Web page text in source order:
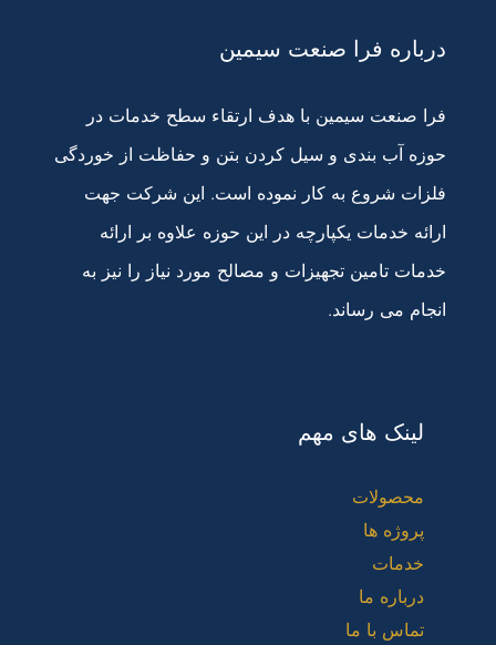
درباره فرا صنعت سیمین
فرا صنعت سیمین با هدف ارتقاء سطح خدمات در
حوزه آب بندی و سیل کردن بتن و حفاظت از خوردگی
فلزات شروع به کار نموده است. این شرکت جهت
ارائه خدمات یکپارچه در این حوزه علاوه بر ارائه
خدمات تامین تجهیزات و مصالح مورد نیاز را نیز به
انجام می رساند.
لینک های مهم
محصولات
پروژه ها
خدمات
درباره ما
تماس با ما